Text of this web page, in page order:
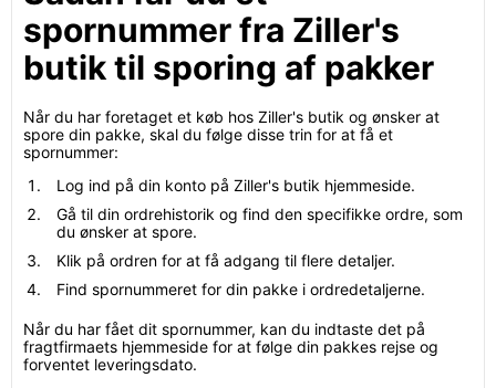
spornummer fra Ziller's
butik til sporing af pakker
Når du har foretaget et køb hos Ziller's butik og ønsker at
spore din pakke, skal du følge disse trin for at få et
spornummer:
Log ind på din konto på Ziller's butik hjemmeside.
Gå til din ordrehistorik og find den specifikke ordre, som
du ønsker at spore.
Klik på ordren for at få adgang til flere detaljer.
Find spornummeret for din pakke i ordredetaljerne.
Når du har fået dit spornummer, kan du indtaste det på
fragtfirmaets hjemmeside for at følge din pakkes rejse og
forventet leveringsdato.